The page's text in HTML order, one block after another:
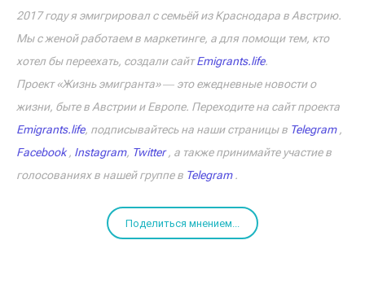
2017 году я эмигрировал с семьёй из Краснодара в Австрию.
Мы с женой работаем в маркетинге, а для помощи тем, кто
хотел бы переехать, создали сайтEmigrants.life.
Проект «Жизнь эмигранта» ― это ежедневные новости о
жизни, быте в Австрии и Европе. Переходите на сайт проекта
Emigrants.life, подписывайтесь на наши страницы в Telegram,
Facebook, Instagram, Twitter, а также принимайте участие в
голосованиях в нашей группе в Telegram.
Поделиться мнением...